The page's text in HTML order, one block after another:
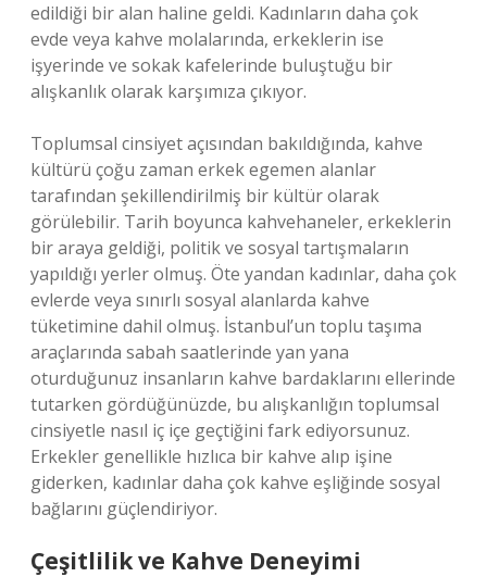
edildiği bir alan haline geldi. Kadınların daha çok
evde veya kahve molalarında, erkeklerin ise
işyerinde ve sokak kafelerinde buluştuğu bir
alışkanlık olarak karşımıza çıkıyor.
Toplumsal cinsiyet açısından bakıldığında, kahve
kültürü çoğu zaman erkek egemen alanlar
tarafından şekillendirilmiş bir kültür olarak
görülebilir. Tarih boyunca kahvehaneler, erkeklerin
bir araya geldiği, politik ve sosyal tartışmaların
yapıldığı yerler olmuş. Öte yandan kadınlar, daha çok
evlerde veya sınırlı sosyal alanlarda kahve
tüketimine dahil olmuş. İstanbul’un toplu taşıma
araçlarında sabah saatlerinde yan yana
oturduğunuz insanların kahve bardaklarını ellerinde
tutarken gördüğünüzde, bu alışkanlığın toplumsal
cinsiyetle nasıl iç içe geçtiğini fark ediyorsunuz.
Erkekler genellikle hızlıca bir kahve alıp işine
giderken, kadınlar daha çok kahve eşliğinde sosyal
bağlarını güçlendiriyor.
Çeşitlilik ve Kahve Deneyimi